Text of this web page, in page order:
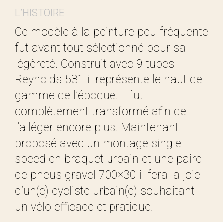
L’HISTOIRE
Ce modèle à la peinture peu fréquente
fut avant tout sélectionné pour sa
légèreté. Construit avec 9 tubes
Reynolds 531 il représente le haut de
gamme de l’époque. Il fut
complètement transformé afin de
l’alléger encore plus. Maintenant
proposé avec un montage single
speed en braquet urbain et une paire
de pneus gravel 700×30 il fera la joie
d’un(e) cycliste urbain(e) souhaitant
un vélo efficace et pratique.